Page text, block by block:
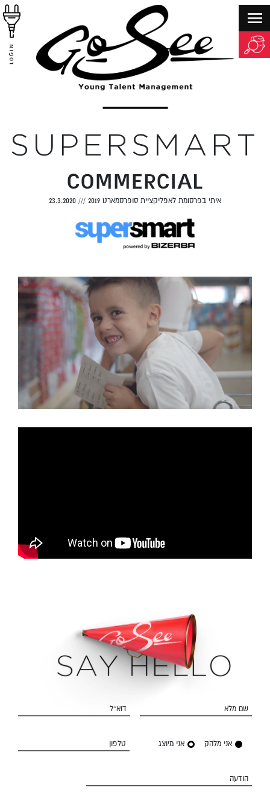
LOGIN
SUPERSMART
COMMERCIAL
איתי בפרסומת לאפליקציית סופרסמארט 2019 ///
23.3.2020
שם מלא דוא״ל
אני מלהק אני מיוצג טלפון
הודעה